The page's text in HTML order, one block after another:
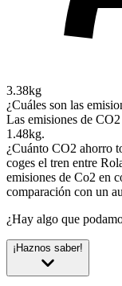
3.38kg
¿Cuáles son las
Las emisiones de
1.48kg.
¿Cuánto CO2 ahorro
coges el tren entre
emisiones de Co2 en
comparación con un
¿Hay algo que
¡Haznos saber!